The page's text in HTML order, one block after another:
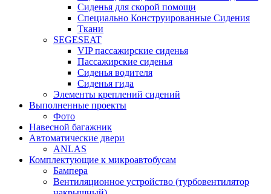
Сиденья для скорой помощи
Специально Конструированные Сидения
Ткани
SEGESEAT
VIP пассажирские сиденья
Пассажирские сиденья
Сиденья водителя
Сиденья гида
Элементы креплений сидений
Выполненные проекты
Фото
Навесной багажник
Автоматические двери
ANLAS
Комплектующие к микроавтобусам
Бампера
Вентиляционное устройство (турбовентилятор